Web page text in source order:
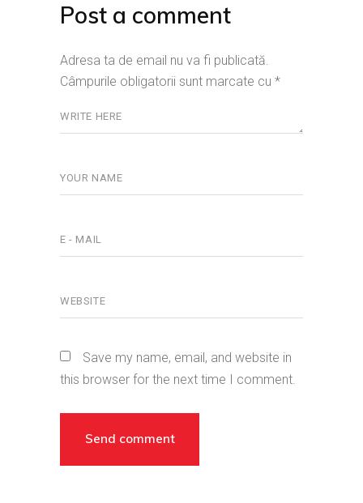
Post a comment
Adresa ta de email nu va fi publicată.
Câmpurile obligatorii sunt marcate cu *
Save my name, email, and website in
this browser for the next time I comment.